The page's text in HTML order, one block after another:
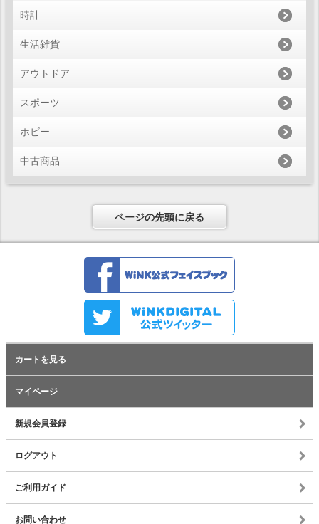
時計
生活雑貨
アウトドア
スポーツ
ホビー
中古商品
ページの先頭に戻る
カートを見る
マイページ
新規会員登録
ログアウト
ご利用ガイド
お問い合わせ